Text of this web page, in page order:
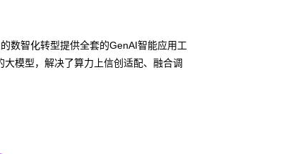
数智化转型提供全套的GenAI智能应用工
模型，解决了算力上信创适配、融合调